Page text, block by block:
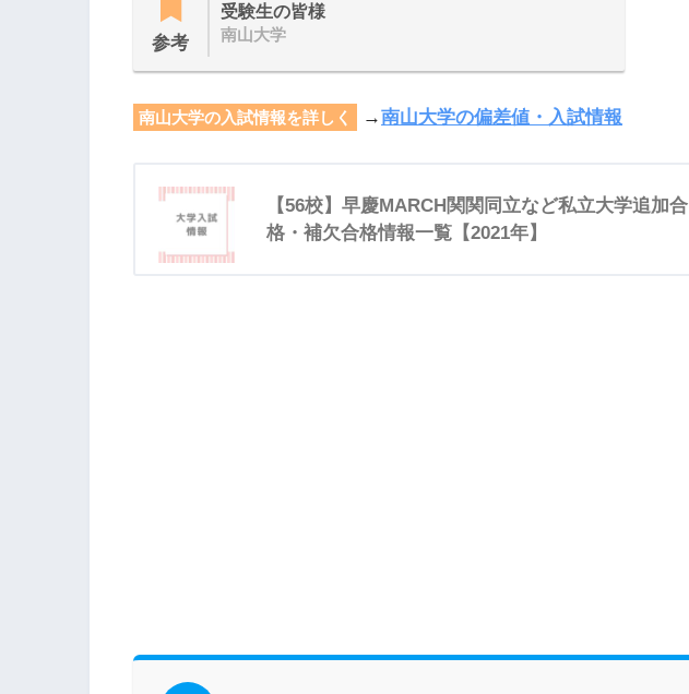
参考
受験生の皆様
南山大学
南山大学の入試情報を詳しく →南山大学の偏差値・入試情報
【56校】早慶MARCH関関同立など私立大学追加合
格・補欠合格情報一覧【2021年】